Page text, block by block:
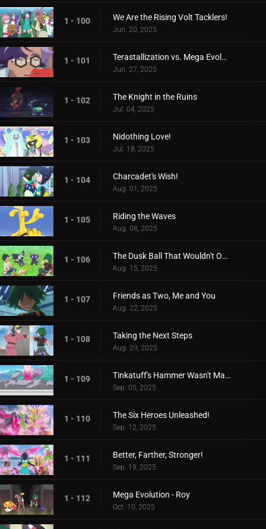
1 - 100 We Are the Rising Volt Tacklers!
Jun. 20, 2025
1 - 101 Terastallization vs. Mega Evolution!
Jun. 27, 2025
1 - 102 The Knight in the Ruins
Jul. 04, 2025
1 - 103 Nidothing Love!
Jul. 18, 2025
1 - 104 Charcadet's Wish!
Aug. 01, 2025
1 - 105 Riding the Waves
Aug. 08, 2025
1 - 106 The Dusk Ball That Wouldn't Open
Aug. 15, 2025
1 - 107 Friends as Two, Me and You
Aug. 22, 2025
1 - 108 Taking the Next Steps
Aug. 29, 2025
1 - 109 Tinkatuff's Hammer Wasn't Made in a Year!
Sep. 05, 2025
1 - 110 The Six Heroes Unleashed!
Sep. 12, 2025
1 - 111 Better, Farther, Stronger!
Sep. 19, 2025
1 - 112 Mega Evolution - Roy
Oct. 10, 2025